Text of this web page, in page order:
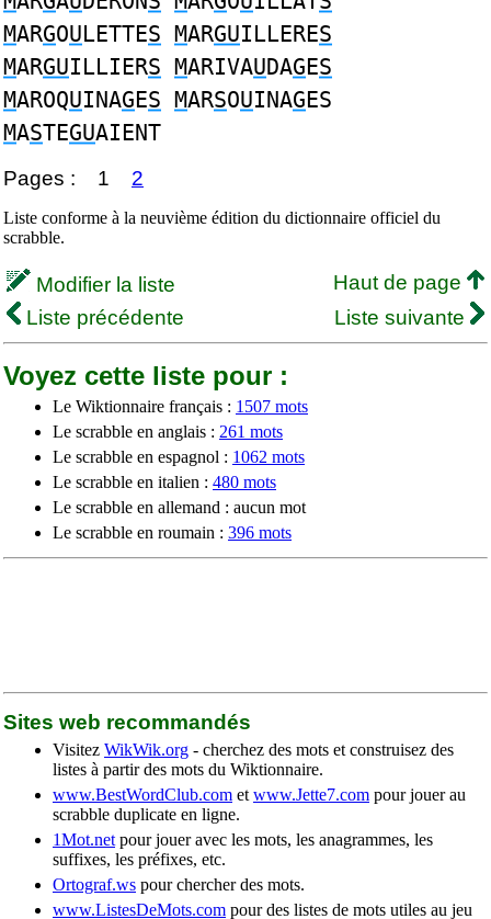
MARGOULETTES MARGUILLERES
MARGUILLIERS MARIVAUDAGES
MAROQUINAGES MARSOUINAGES
MASTEGUAIENT
Pages : 1 2
Liste conforme à la neuvième édition du dictionnaire officiel du
scrabble.
Modifier la liste
Haut de page
Liste précédente
Liste suivante
Voyez cette liste pour :
Le Wiktionnaire français : 1507 mots
Le scrabble en anglais : 261 mots
Le scrabble en espagnol : 1062 mots
Le scrabble en italien : 480 mots
Le scrabble en allemand : aucun mot
Le scrabble en roumain : 396 mots
Sites web recommandés
Visitez WikWik.org - cherchez des mots et construisez des
listes à partir des mots du Wiktionnaire.
www.BestWordClub.com et www.Jette7.com pour jouer au
scrabble duplicate en ligne.
1Mot.net pour jouer avec les mots, les anagrammes, les
suffixes, les préfixes, etc.
Ortograf.ws pour chercher des mots.
www.ListesDeMots.com pour des listes de mots utiles au jeu